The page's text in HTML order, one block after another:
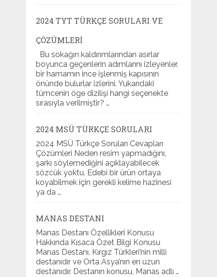
2024 TYT TÜRKÇE SORULARI VE
ÇÖZÜMLERI
Bu sokağın kaldırımlarından asırlar
boyunca geçenlerin adımlarını izleyenler,
bir hamamın ince işlenmiş kapısının
önünde bulurlar izlerini. Yukarıdaki
tümcenin öge dizilişi hangi seçenekte
sırasıyla verilmiştir? …
2024 MSÜ TÜRKÇE SORULARI
2024 MSÜ Türkçe Soruları Cevapları
Çözümleri Neden resim yapmadığını,
şarkı söylemediğini açıklayabilecek
sözcük yoktu. Edebi bir ürün ortaya
koyabilmek için gerekli kelime hazinesi
ya da …
MANAS DESTANI
Manas Destanı Özellikleri Konusu
Hakkında Kısaca Özet Bilgi Konusu
Manas Destanı, Kırgız Türkleri’nin milli
destanıdır ve Orta Asya’nın en uzun
destanıdır. Destanın konusu, Manas adlı …